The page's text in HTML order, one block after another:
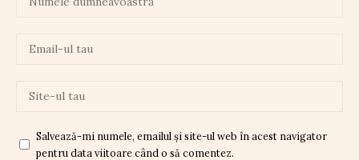
Salvează-mi numele, emailul și site-ul web în acest navigator
pentru data viitoare când o să comentez.